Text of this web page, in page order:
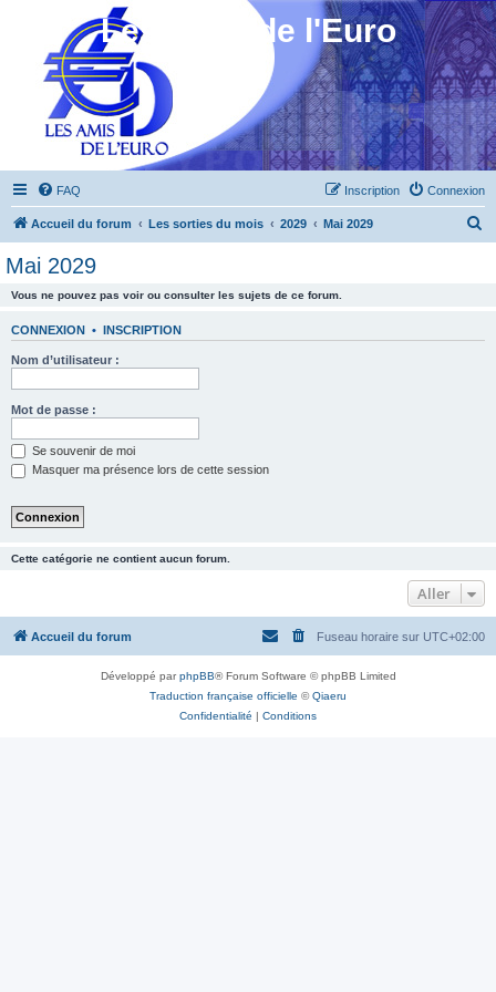
Les Amis de l'Euro
FAQ Connexion
Inscription
Accueil du forum Les sorties du mois 2029 Mai 2029
Mai 2029
Vous ne pouvez pas voir ou consulter les sujets de ce forum.
CONNEXION • INSCRIPTION
Nom d’utilisateur :
Mot de passe :
Se souvenir de moi
Masquer ma présence lors de cette session
Cette catégorie ne contient aucun forum.
Aller
Accueil du forum Fuseau horaire sur UTC+02:00
Développé parphpBB® Forum Software © phpBB Limited
Traduction française officielle ©Qiaeru
Confidentialité | Conditions